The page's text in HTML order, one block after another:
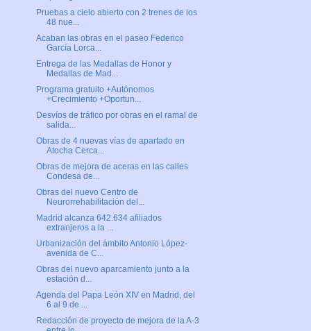
Pruebas a cielo abierto con 2 trenes de los
48 nue...
Acaban las obras en el paseo Federico
García Lorca...
Entrega de las Medallas de Honor y
Medallas de Mad...
Programa gratuito +Autónomos
+Crecimiento +Oportun...
Desvíos de tráfico por obras en el ramal de
salida...
Obras de 4 nuevas vías de apartado en
Atocha Cerca...
Obras de mejora de aceras en las calles
Condesa de...
Obras del nuevo Centro de
Neurorrehabilitación del...
Madrid alcanza 642.634 afiliados
extranjeros a la ...
Urbanización del ámbito Antonio López-
avenida de C...
Obras del nuevo aparcamiento junto a la
estación d...
Agenda del Papa León XIV en Madrid, del
6 al 9 de ...
Redacción de proyecto de mejora de la A-3